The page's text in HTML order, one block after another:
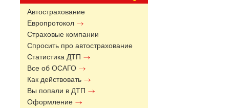
Автострахование
Европротокол
Страховые компании
Спросить про автострахование
Статистика ДТП
Все об ОСАГО
Как действовать
Вы попали в ДТП
Оформление